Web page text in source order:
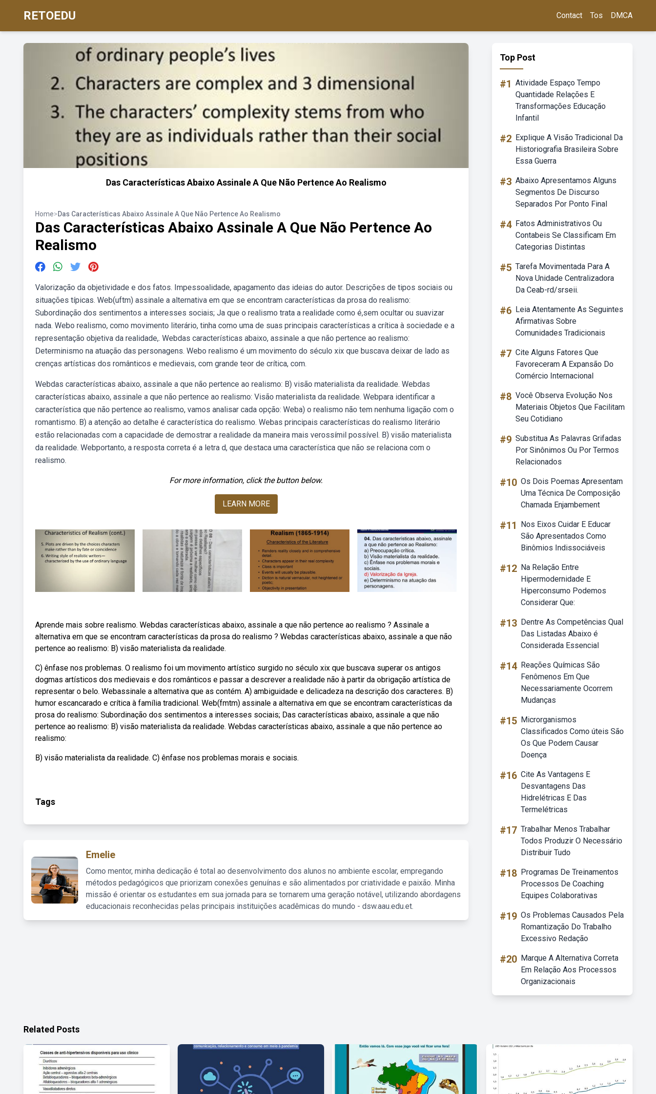
RETOEDU Contact Tos DMCA
Das Características Abaixo Assinale A Que Não Pertence Ao Realismo
Home>Das Características Abaixo Assinale A Que Não Pertence Ao Realismo
Das Características Abaixo Assinale A Que Não Pertence Ao
Realismo
Valorização da objetividade e dos fatos. Impessoalidade, apagamento das ideias do autor. Descrições de tipos sociais ou
situações típicas. Web(uftm) assinale a alternativa em que se encontram características da prosa do realismo:
Subordinação dos sentimentos a interesses sociais; Ja que o realismo trata a realidade como é,sem ocultar ou suavizar
nada. Webo realismo, como movimento literário, tinha como uma de suas principais características a crítica à sociedade e a
representação objetiva da realidade,. Webdas características abaixo, assinale a que não pertence ao realismo:
Determinismo na atuação das personagens. Webo realismo é um movimento do século xix que buscava deixar de lado as
crenças artísticas dos românticos e medievais, com grande teor de crítica, com.
Webdas características abaixo, assinale a que não pertence ao realismo: B) visão materialista da realidade. Webdas
características abaixo, assinale a que não pertence ao realismo: Visão materialista da realidade. Webpara identificar a
característica que não pertence ao realismo, vamos analisar cada opção: Weba) o realismo não tem nenhuma ligação com o
romantismo. B) a atenção ao detalhe é característica do realismo. Webas principais características do realismo literário
estão relacionadas com a capacidade de demostrar a realidade da maneira mais verossímil possível. B) visão materialista
da realidade. Webportanto, a resposta correta é a letra d, que destaca uma característica que não se relaciona com o
realismo.
For more information, click the button below.
LEARN MORE
Aprende mais sobre realismo. Webdas características abaixo, assinale a que não pertence ao realismo ? Assinale a
alternativa em que se encontram características da prosa do realismo ? Webdas características abaixo, assinale a que não
pertence ao realismo: B) visão materialista da realidade.
C) ênfase nos problemas. O realismo foi um movimento artístico surgido no século xix que buscava superar os antigos
dogmas artísticos dos medievais e dos românticos e passar a descrever a realidade não à partir da obrigação artística de
representar o belo. Webassinale a alternativa que as contém. A) ambiguidade e delicadeza na descrição dos caracteres. B)
humor escancarado e crítica à família tradicional. Web(fmtm) assinale a alternativa em que se encontram características da
prosa do realismo: Subordinação dos sentimentos a interesses sociais; Das características abaixo, assinale a que não
pertence ao realismo: B) visão materialista da realidade. Webdas características abaixo, assinale a que não pertence ao
realismo:
B) visão materialista da realidade. C) ênfase nos problemas morais e sociais.
Tags
Emelie
Como mentor, minha dedicação é total ao desenvolvimento dos alunos no ambiente escolar, empregando
métodos pedagógicos que priorizam conexões genuínas e são alimentados por criatividade e paixão. Minha
missão é orientar os estudantes em sua jornada para se tornarem uma geração notável, utilizando abordagens
educacionais reconhecidas pelas principais instituições acadêmicas do mundo - dsw.aau.edu.et.
Top Post
#1 Atividade Espaço Tempo
Quantidade Relações E
Transformações Educação
Infantil
#2 Explique A Visão Tradicional Da
Historiografia Brasileira Sobre
Essa Guerra
#3 Abaixo Apresentamos Alguns
Segmentos De Discurso
Separados Por Ponto Final
#4 Fatos Administrativos Ou
Contabeis Se Classificam Em
Categorias Distintas
#5 Tarefa Movimentada Para A
Nova Unidade Centralizadora
Da Ceab-rd/srseii.
#6 Leia Atentamente As Seguintes
Afirmativas Sobre
Comunidades Tradicionais
#7 Cite Alguns Fatores Que
Favoreceram A Expansão Do
Comércio Internacional
#8 Você Observa Evolução Nos
Materiais Objetos Que Facilitam
Seu Cotidiano
#9 Substitua As Palavras Grifadas
Por Sinônimos Ou Por Termos
Relacionados
#10 Os Dois Poemas Apresentam
Uma Técnica De Composição
Chamada Enjambement
#11
Nos Eixos Cuidar E Educar
São Apresentados Como
Binômios Indissociáveis
#12 Na Relação Entre
Hipermodernidade E
Hiperconsumo Podemos
Considerar Que:
#13 Dentre As Competências Qual
Das Listadas Abaixo é
Considerada Essencial
#14 Reações Químicas São
Fenômenos Em Que
Necessariamente Ocorrem
Mudanças
#15 Microrganismos
Classificados Como úteis São
Os Que Podem Causar
Doença
#16 Cite As Vantagens E
Desvantagens Das
Hidrelétricas E Das
Termelétricas
#17 Trabalhar Menos Trabalhar
Todos Produzir O Necessário
Distribuir Tudo
#18 Programas De Treinamentos
Processos De Coaching
Equipes Colaborativas
#19 Os Problemas Causados Pela
Romantização Do Trabalho
Excessivo Redação
#20 Marque A Alternativa Correta
Em Relação Aos Processos
Organizacionais
Related Posts